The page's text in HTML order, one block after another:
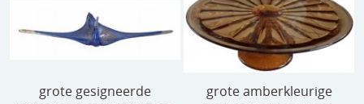
geschenkcheques
grote gesigneerde
grote amberkleurige